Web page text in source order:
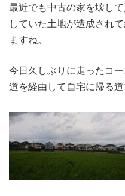
最近でも中古の家を壊し
していた土地が造成され
ますね。
今日久しぶりに走ったコ
道を経由して自宅に帰る道